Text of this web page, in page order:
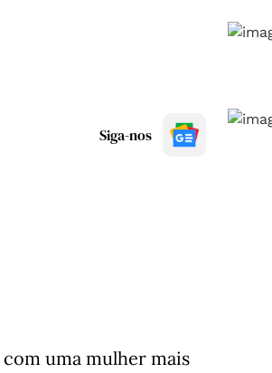
Siga-nos
com uma mulher mais